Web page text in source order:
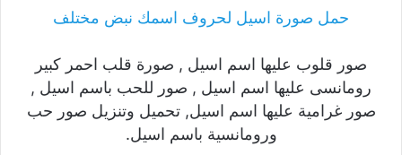
حمل صورة اسيل لحروف اسمك نبض مختلف
صور قلوب عليها اسم اسيل , صورة قلب احمر كبير
رومانسى عليها اسم اسيل , صور للحب باسم اسيل ,
صور غرامية عليها اسم اسيل, تحميل وتنزيل صور حب
ورومانسية باسم اسيل.